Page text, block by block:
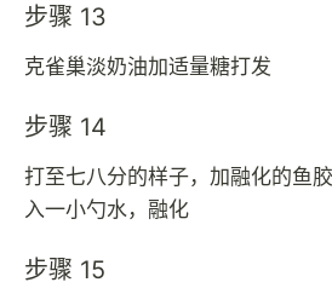
步骤 13
克雀巢淡奶油加适量糖打发
步骤 14
打至七八分的样子，加融化的鱼
入一小勺水，融化
步骤 15